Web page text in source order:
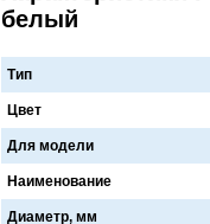
белый
Тип
Цвет
Для модели
Наименование
Диаметр, мм